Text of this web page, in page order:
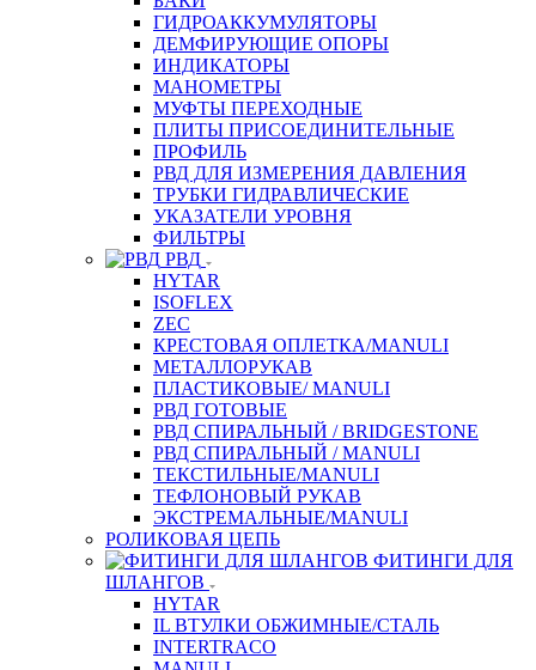
ГИДРОАККУМУЛЯТОРЫ
ДЕМФИРУЮЩИЕ ОПОРЫ
ИНДИКАТОРЫ
МАНОМЕТРЫ
МУФТЫ ПЕРЕХОДНЫЕ
ПЛИТЫ ПРИСОЕДИНИТЕЛЬНЫЕ
ПРОФИЛЬ
РВД ДЛЯ ИЗМЕРЕНИЯ ДАВЛЕНИЯ
ТРУБКИ ГИДРАВЛИЧЕСКИЕ
УКАЗАТЕЛИ УРОВНЯ
ФИЛЬТРЫ
РВД
HYTAR
ISOFLEX
ZEC
КРЕСТОВАЯ ОПЛЕТКА/MANULI
МЕТАЛЛОРУКАВ
ПЛАСТИКОВЫЕ/ MANULI
РВД ГОТОВЫЕ
РВД СПИРАЛЬНЫЙ / BRIDGESTONE
РВД СПИРАЛЬНЫЙ / MANULI
ТЕКСТИЛЬНЫЕ/MANULI
ТЕФЛОНОВЫЙ РУКАВ
ЭКСТРЕМАЛЬНЫЕ/MANULI
РОЛИКОВАЯ ЦЕПЬ
ФИТИНГИ ДЛЯ
ШЛАНГОВ
HYTAR
IL ВТУЛКИ ОБЖИМНЫЕ/СТАЛЬ
INTERTRACO